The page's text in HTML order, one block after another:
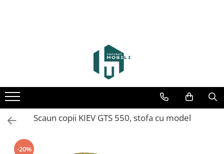
Scaun copii KIEV GTS 550, stofa cu model
-20%